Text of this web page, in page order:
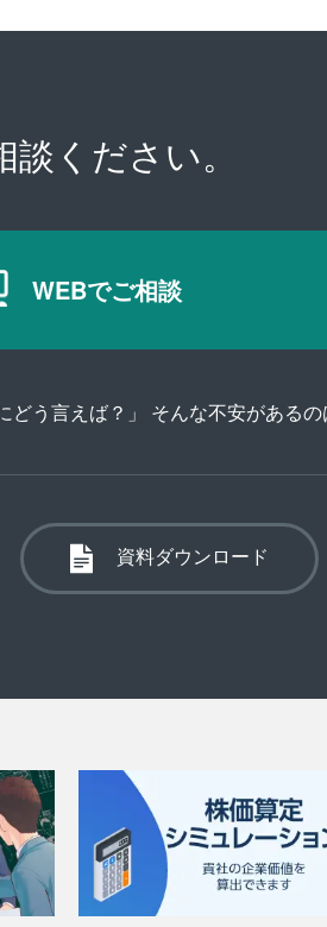
談ください。
WEBでご相談
どう言えば？」 そんな不安がある
資料ダウンロード